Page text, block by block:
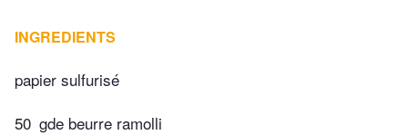
INGREDIENTS
papier sulfurisé
50 gde beurre ramolli